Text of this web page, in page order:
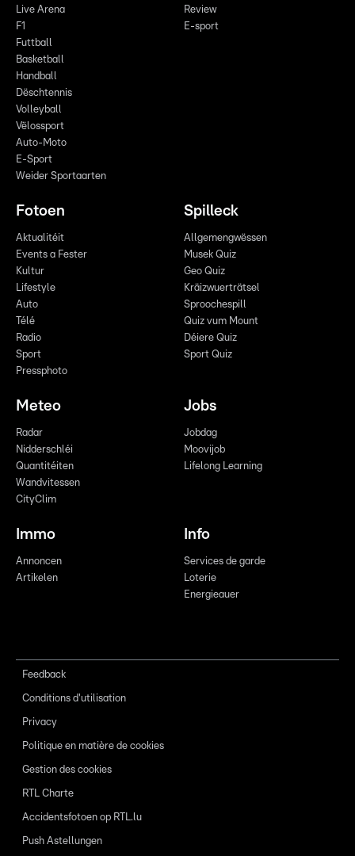
Live Arena
F1
Futtball
Basketball
Handball
Dëschtennis
Volleyball
Vëlossport
Auto-Moto
E-Sport
Weider Sportaarten
Review
E-sport
Fotoen
Aktualitéit
Events a Fester
Kultur
Lifestyle
Auto
Télé
Radio
Sport
Pressphoto
Spilleck
Allgemengwëssen
Musek Quiz
Geo Quiz
Kräizwuerträtsel
Sproochespill
Quiz vum Mount
Déiere Quiz
Sport Quiz
Meteo
Radar
Nidderschléi
Quantitéiten
Wandvitessen
CityClim
Jobs
Jobdag
Moovijob
Lifelong Learning
Immo
Annoncen
Artikelen
Info
Services de garde
Loterie
Energieauer
Feedback
Conditions d'utilisation
Privacy
Politique en matière de cookies
Gestion des cookies
RTL Charte
Accidentsfotoen op RTL.lu
Push Astellungen